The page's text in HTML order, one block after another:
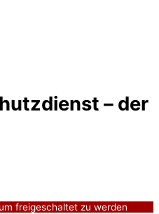
– der
freigeschaltet zu werden